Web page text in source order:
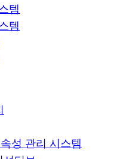
템
템
성 관리 시스템